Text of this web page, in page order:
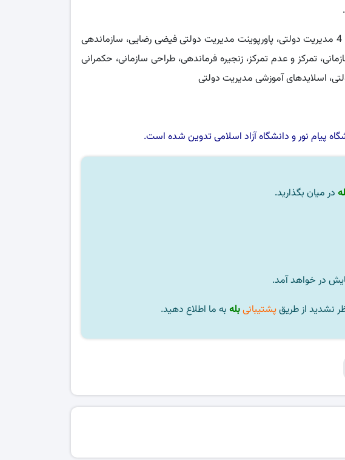
پاورپوینت فصل چهارم مبانی مدیریت دولتی، اسلاید فصل 4 مدیریت دولتی، پاورپوینت مدیریت دولتی فیضی رضایی، سازماندهی
تمرکز و عدم تمرکز، زنجیره فرماندهی، طراحی سازمانی، حکمرانی
پیام نورو دانشگاه آزاد اسلامیتدوین شده است.
در میان بگذارید.
در خواهد آمد.
پشتیبانیبله به ما اطلاع دهید.